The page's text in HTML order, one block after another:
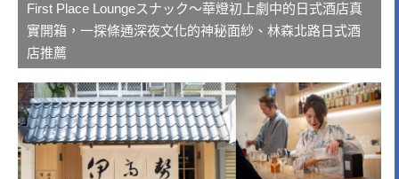
First Place Loungeスナック～華燈初上劇中的日式酒店真
實開箱，一探條通深夜文化的神秘面紗、林森北路日式酒
店推薦